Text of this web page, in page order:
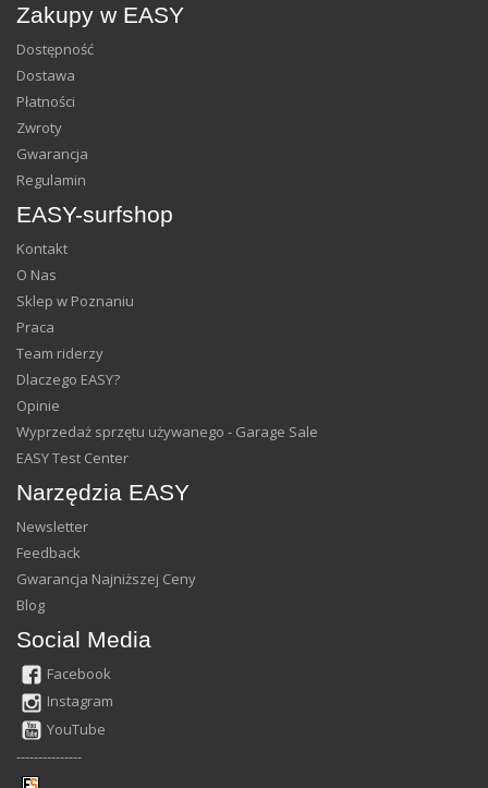
Zakupy w EASY
Dostępność
Dostawa
Płatności
Zwroty
Gwarancja
Regulamin
EASY-surfshop
Kontakt
O Nas
Sklep w Poznaniu
Praca
Team riderzy
Dlaczego EASY?
Opinie
Wyprzedaż sprzętu używanego - Garage Sale
EASY Test Center
Narzędzia EASY
Newsletter
Feedback
Gwarancja Najniższej Ceny
Blog
Social Media
Facebook
Instagram
YouTube
---------------